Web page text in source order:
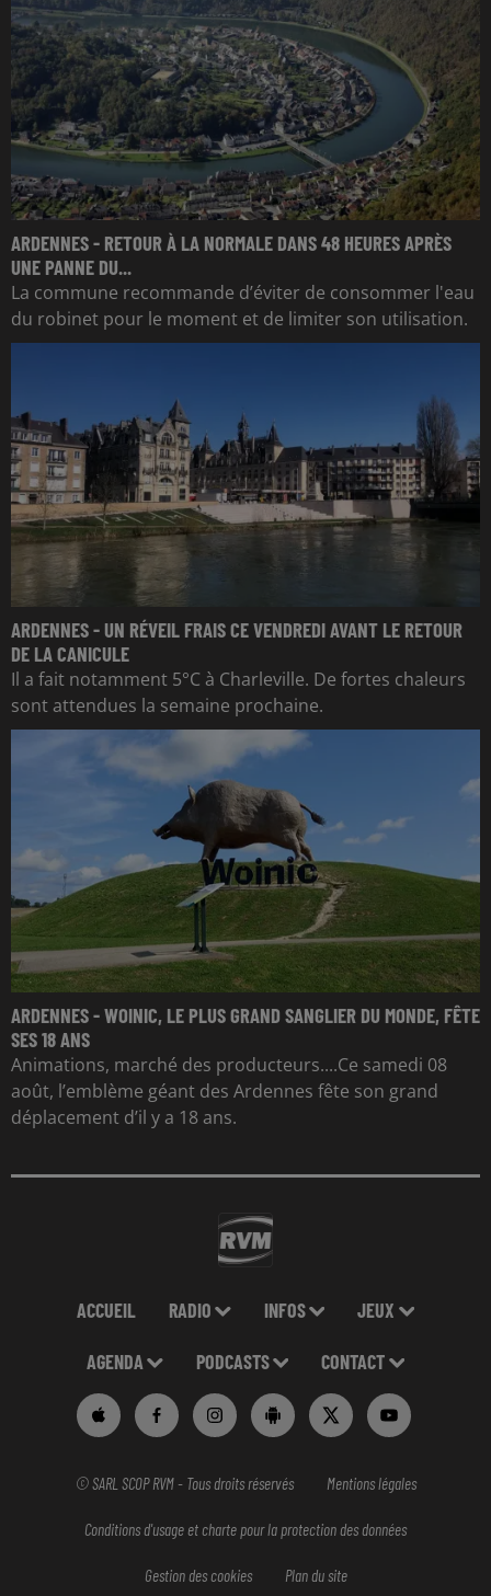
ARDENNES - RETOUR À LA NORMALE DANS 48 HEURES APRÈS
UNE PANNE DU...
La commune recommande d’éviter de consommer l'eau
du robinet pour le moment et de limiter son utilisation.
ARDENNES - UN RÉVEIL FRAIS CE VENDREDI AVANT LE RETOUR
DE LA CANICULE
Il a fait notamment 5°C à Charleville. De fortes chaleurs
sont attendues la semaine prochaine.
ARDENNES - WOINIC, LE PLUS GRAND SANGLIER DU MONDE, FÊTE
SES 18 ANS
Animations, marché des producteurs....Ce samedi 08
août, l’emblème géant des Ardennes fête son grand
déplacement d’il y a 18 ans.
ACCUEIL RADIO INFOS JEUX
AGENDA PODCASTS CONTACT
© SARL SCOP RVM - Tous droits réservés Mentions légales
Conditions d'usage et charte pour la protection des données
Gestion des cookies Plan du site